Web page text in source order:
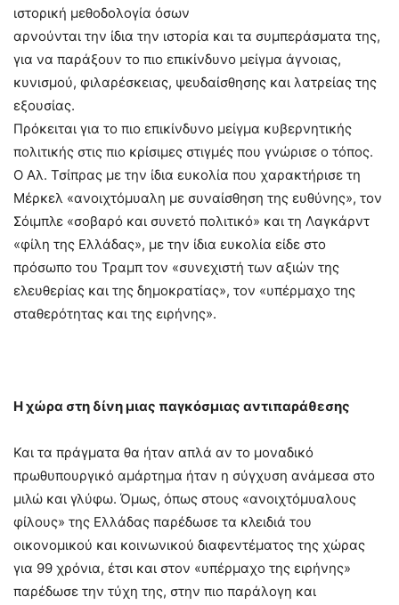
ιστορική μεθοδολογία όσων
αρνούνται την ίδια την ιστορία και τα συμπεράσματα της,
για να παράξουν το πιο επικίνδυνο μείγμα άγνοιας,
κυνισμού, φιλαρέσκειας, ψευδαίσθησης και λατρείας της
εξουσίας.
Πρόκειται για το πιο επικίνδυνο μείγμα κυβερνητικής
πολιτικής στις πιο κρίσιμες στιγμές που γνώρισε ο τόπος.
Ο Αλ. Τσίπρας με την ίδια ευκολία που χαρακτήρισε τη
Μέρκελ «ανοιχτόμυαλη με συναίσθηση της ευθύνης», τον
Σόιμπλε «σοβαρό και συνετό πολιτικό» και τη Λαγκάρντ
«φίλη της Ελλάδας», με την ίδια ευκολία είδε στο
πρόσωπο του Τραμπ τον «συνεχιστή των αξιών της
ελευθερίας και της δημοκρατίας», τον «υπέρμαχο της
σταθερότητας και της ειρήνης».
Η χώρα στη δίνη μιας παγκόσμιας αντιπαράθεσης
Και τα πράγματα θα ήταν απλά αν το μοναδικό
πρωθυπουργικό αμάρτημα ήταν η σύγχυση ανάμεσα στο
μιλώ και γλύφω. Όμως, όπως στους «ανοιχτόμυαλους
φίλους» της Ελλάδας παρέδωσε τα κλειδιά του
οικονομικού και κοινωνικού διαφεντέματος της χώρας
για 99 χρόνια, έτσι και στον «υπέρμαχο της ειρήνης»
παρέδωσε την τύχη της, στην πιο παράλογη και